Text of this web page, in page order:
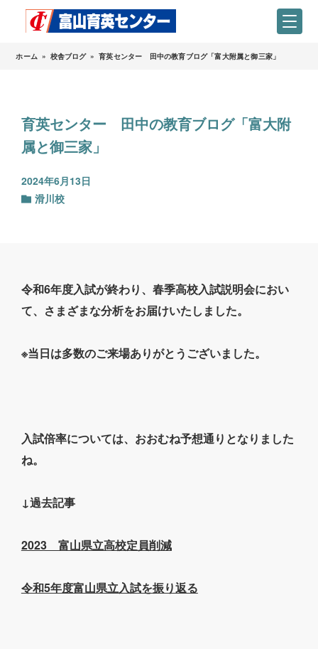
ホーム » 校舎ブログ » 育英センター 田中の教育ブログ「富大附属と御三家」
育英センター 田中の教育ブログ「富大附
属と御三家」
2024年6月13日
滑川校
令和6年度入試が終わり、春季高校入試説明会におい
て、さまざまな分析をお届けいたしました。
※当日は多数のご来場ありがとうございました。
入試倍率については、おおむね予想通りとなりました
ね。
↓過去記事
2023 富山県立高校定員削減
令和5年度富山県立入試を振り返る